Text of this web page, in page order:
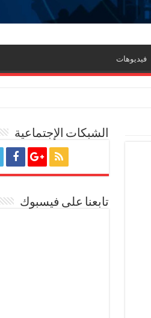
فيديوهات
الشبكات الإجتماعية
تابعنا على فيسبوك